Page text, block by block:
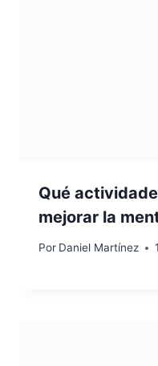
Qué
mejorar la
Por Daniel Martínez